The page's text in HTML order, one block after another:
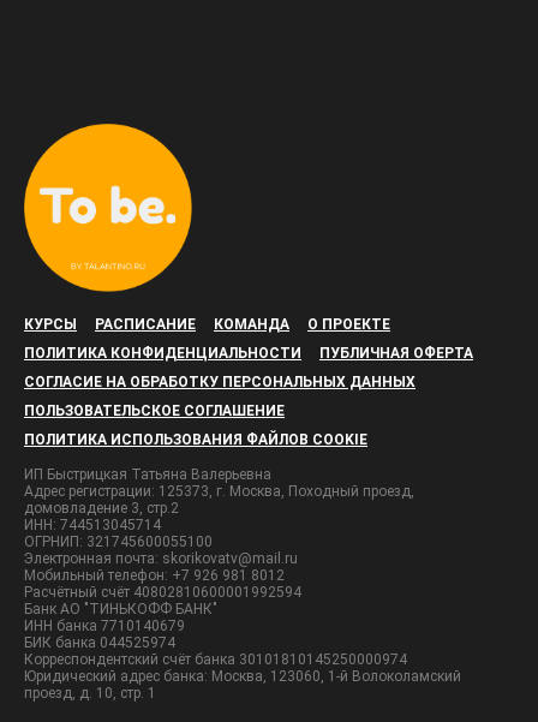
КУРСЫ РАСПИСАНИЕ КОМАНДА
О ПРОЕКТЕ
ПОЛИТИКА КОНФИДЕНЦИАЛЬНОСТИ
ПУБЛИЧНАЯ ОФЕРТА
СОГЛАСИЕ НА ОБРАБОТКУ ПЕРСОНАЛЬНЫХ ДАННЫХ
ПОЛЬЗОВАТЕЛЬСКОЕ СОГЛАШЕНИЕ
ПОЛИТИКА ИСПОЛЬЗОВАНИЯ ФАЙЛОВ COOKIE
ИП Быстрицкая Татьяна Валерьевна
Адрес регистрации: 125373, г. Москва, Походный проезд,
домовладение 3, стр.2
ИНН: 744513045714
ОГРНИП: 321745600055100
Электронная почта: skorikovatv@mail.ru
Мобильный телефон: +7 926 981 8012
Расчётный счёт 40802810600001992594
Банк АО "ТИНЬКОФФ БАНК"
ИНН банка 7710140679
БИК банка 044525974
Корреспондентский счёт банка 30101810145250000974
Юридический адрес банка: Москва, 123060, 1-й Волоколамский
проезд, д. 10, стр. 1